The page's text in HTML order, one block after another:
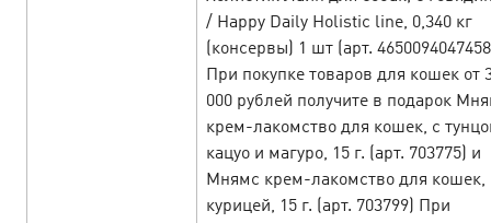
New Year’s fireworks of the offers!27
/ Happy Daily Holistic line, 0,340 кг
(консервы) 1 шт (арт.
При покупке товаров для кошек от
000 рублей получите в подарок
крем-лакомство для кошек, с
кацуо и магуро, 15 г. (арт. 703775) и
Мнямс крем-лакомство для кошек,
курицей, 15 г. (арт. 703799) При